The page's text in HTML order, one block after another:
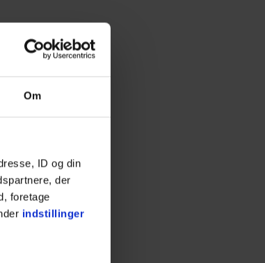
Om
ID og din
der
foretage
indstillinger